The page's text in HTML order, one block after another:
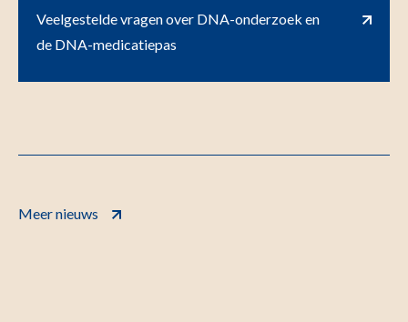
Veelgestelde vragen over DNA-onderzoek en
de DNA-medicatiepas
Meer nieuws